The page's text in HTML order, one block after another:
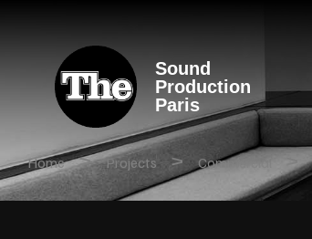
Sound
Production
Paris
Home > Projects > Commercial >